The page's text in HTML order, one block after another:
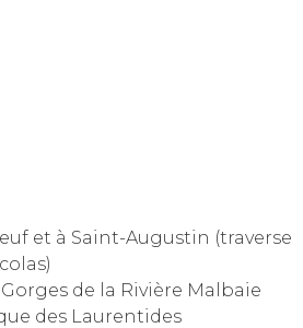
et à Saint-Augustin (traverse
de la Rivière Malbaie
des Laurentides